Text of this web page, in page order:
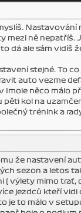
mezi ně
dá ale sám vidíš
stejné. To
auto vezme
Imole něco málo
kol na
trénink a
že nastavení
sezon a letos
( výlety mimo
jezdců kteří vidi
je to málo v